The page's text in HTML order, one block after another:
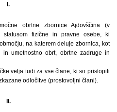
I.
obrtne zbornice Ajdovščina (v
statusom fizične in pravne osebe, ki
na katerem deluje zbornica, kot
umetnostno obrt, obrtne zadruge in
velja tudi za vse člane, ki so pristopili
odločitve (prostovoljni člani).
II.